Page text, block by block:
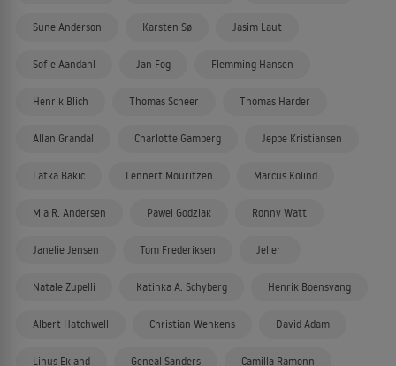
Sune Anderson Karsten Sø Jasim Laut
Sofie Aandahl Jan Fog Flemming Hansen
Henrik Blich Thomas Scheer Thomas Harder
Allan Grandal Charlotte Gamberg Jeppe Kristiansen
Latka Bakic Lennert Mouritzen Marcus Kolind
Mia R. Andersen Pawel Godziak Ronny Watt
Janelie Jensen Tom Frederiksen Jeller
Natale Zupelli Katinka A. Schyberg Henrik Boensvang
Albert Hatchwell Christian Wenkens David Adam
Linus Ekland Geneal Sanders Camilla Ramonn